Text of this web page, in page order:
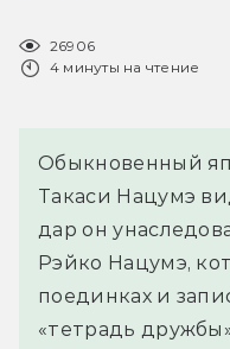
26906
4 минуты на чтение
Обыкновенный
Такаси Нацумэ
дар он
Рэйко Нацумэ,
поединках и
«тетрадь